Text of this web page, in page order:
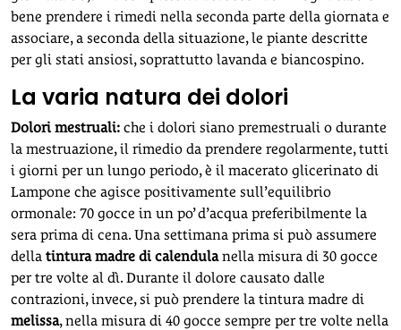
bene prendere i rimedi nella seconda parte della giornata e
associare, a seconda della situazione, le piante descritte
per gli stati ansiosi, soprattutto lavanda e biancospino.
La varia natura dei dolori
Dolori mestruali: che i dolori siano premestruali o durante
la mestruazione, il rimedio da prendere regolarmente, tutti
i giorni per un lungo periodo, è il macerato glicerinato di
Lampone che agisce positivamente sull’equilibrio
ormonale: 70 gocce in un po’ d’acqua preferibilmente la
sera prima di cena. Una settimana prima si può assumere
della tintura madre di calendulanella misura di 30 gocce
per tre volte al dì. Durante il dolore causato dalle
contrazioni, invece, si può prendere la tintura madre di
melissa, nella misura di 40 gocce sempre per tre volte nella